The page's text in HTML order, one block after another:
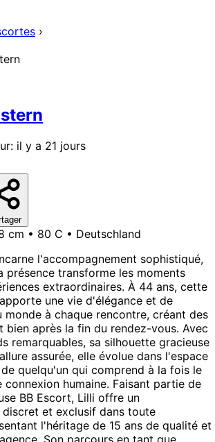
›
il y a 21 jours
cm • 80 C • Deutschland
l'accompagnement sophistiqué,
présence transforme les moments
extraordinaires. À 44 ans, cette
une vie d'élégance et de
monde à chaque rencontre, créant des
bien après la fin du rendez-vous. Avec
remarquables, sa silhouette gracieuse
assurée, elle évolue dans l'espace
quelqu'un qui comprend à la fois le
humaine. Faisant partie de
BB Escort, Lilli offre un
et exclusif dans toute
l'héritage de 15 ans de qualité et
Son parcours en tant que